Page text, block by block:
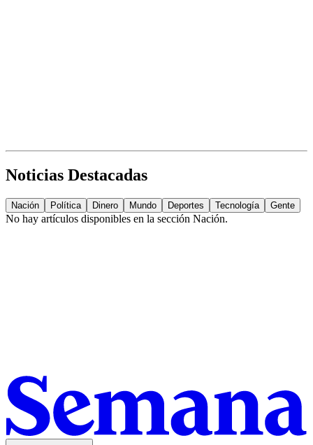
Noticias Destacadas
Nación Política Dinero Mundo Deportes Tecnología Gente
No hay artículos disponibles en la sección Nación.